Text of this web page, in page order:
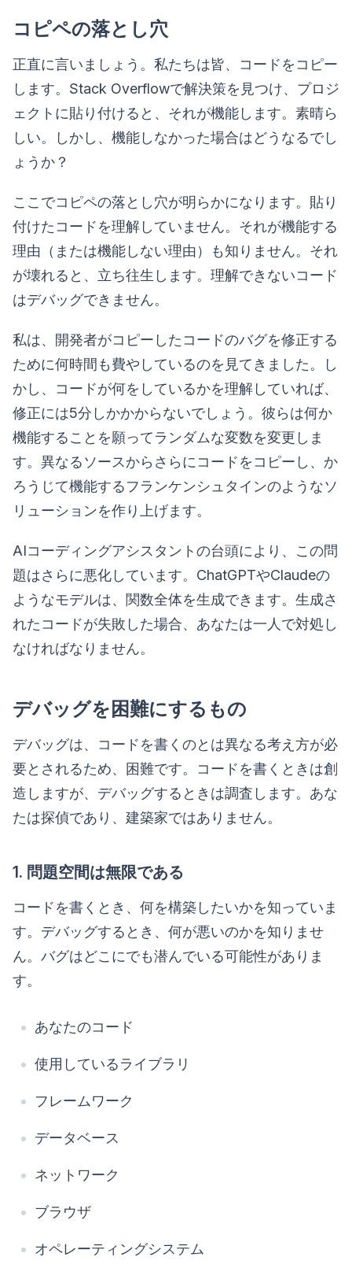
コピペの落とし穴
正直に言いましょう。私たちは皆、コードをコピー
します。Stack Overflowで解決策を見つけ、プロジ
ェクトに貼り付けると、それが機能します。素晴ら
しい。しかし、機能しなかった場合はどうなるでし
ょうか？
ここでコピペの落とし穴が明らかになります。貼り
付けたコードを理解していません。それが機能する
理由（または機能しない理由）も知りません。それ
が壊れると、立ち往生します。理解できないコード
はデバッグできません。
私は、開発者がコピーしたコードのバグを修正する
ために何時間も費やしているのを見てきました。し
かし、コードが何をしているかを理解していれば、
修正には5分しかかからないでしょう。彼らは何か
機能することを願ってランダムな変数を変更しま
す。異なるソースからさらにコードをコピーし、か
ろうじて機能するフランケンシュタインのようなソ
リューションを作り上げます。
AIコーディングアシスタントの台頭により、この問
題はさらに悪化しています。ChatGPTやClaudeの
ようなモデルは、関数全体を生成できます。生成さ
れたコードが失敗した場合、あなたは一人で対処し
なければなりません。
デバッグを困難にするもの
デバッグは、コードを書くのとは異なる考え方が必
要とされるため、困難です。コードを書くときは創
造しますが、デバッグするときは調査します。あな
たは探偵であり、建築家ではありません。
1. 問題空間は無限である
コードを書くとき、何を構築したいかを知っていま
す。デバッグするとき、何が悪いのかを知りませ
ん。バグはどこにでも潜んでいる可能性がありま
す。
あなたのコード
使用しているライブラリ
フレームワーク
データベース
ネットワーク
ブラウザ
オペレーティングシステム